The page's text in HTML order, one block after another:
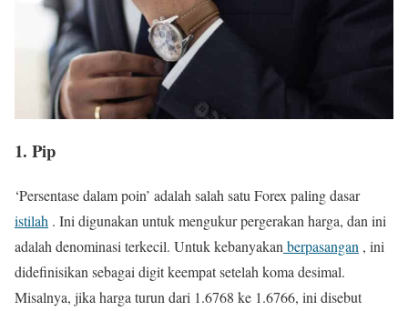
1. Pip
‘Persentase dalam poin’ adalah salah satu Forex paling dasar
istilah . Ini digunakan untuk mengukur pergerakan harga, dan ini
adalah denominasi terkecil. Untuk kebanyakan berpasangan , ini
didefinisikan sebagai digit keempat setelah koma desimal.
Misalnya, jika harga turun dari 1.6768 ke 1.6766, ini disebut